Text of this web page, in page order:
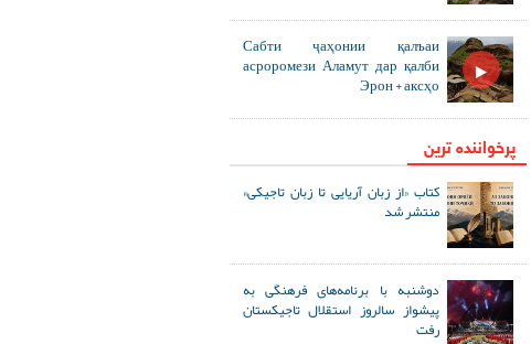
Сабти ҷаҳонии қалъаи
асроромези Аламут дар қалби
Эрон + аксҳо
پرخواننده ترین
کتاب «از زبان آریایی تا زبان تاجیکی»
منتشر شد
دوشنبه با برنامه‌های فرهنگی به
پیشواز سالروز استقلال تاجیکستان
رفت